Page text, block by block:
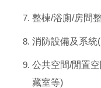
整棟/浴廁/房間
消防設備及系統
公共空間/閒置
藏室等)